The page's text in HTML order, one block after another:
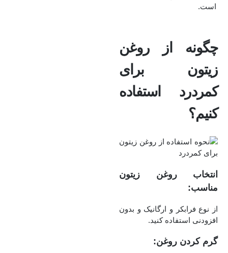
است.
چگونه از روغن
زیتون برای
کمردرد استفاده
کنیم؟
انتخاب روغن زیتون
مناسب:
از نوع فرابکر و ارگانیک و بدون
افزودنی استفاده کنید.
گرم کردن روغن: